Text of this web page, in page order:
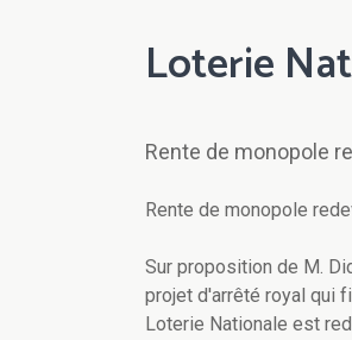
Loterie
Rente de monopole
Rente de monopole
Sur proposition de M.
projet d'arrêté royal qui
Loterie Nationale est